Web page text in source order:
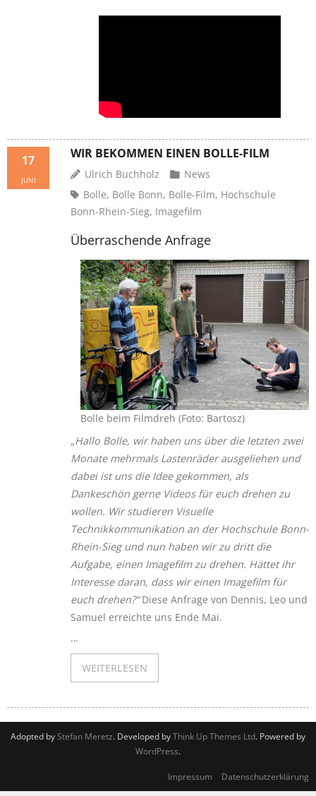
WIR BEKOMMEN EINEN BOLLE-FILM
17
JUNI Ulrich Buchholz
News
Bolle, Bolle Bonn, Bolle-Film, Hochschule
Bonn-Rhein-Sieg, Imagefilm
Überraschende Anfrage
Bolle beim Filmdreh (Foto: Bartosz)
„Hallo Bolle, wir haben uns über die letzten zwei
Monate mehrmals Lastenräder ausgeliehen und
dabei ist uns die Idee gekommen, als
Dankeschön gerne Videos für euch drehen zu
wollen. Wir studieren Visuelle
Technikkommunikation an der Hochschule Bonn-
Rhein-Sieg und nun haben wir zu dritt die
Aufgabe, einen Imagefilm zu drehen. Hättet ihr
Interesse daran, dass wir einen Imagefilm für
euch drehen?“Diese Anfrage von Dennis, Leo und
Samuel erreichte uns Ende Mai.
…
WEITERLESEN
Adopted byStefan Meretz. Developed byThink Up Themes Ltd. Powered by
WordPress.
Impressum Datenschutzerklärung